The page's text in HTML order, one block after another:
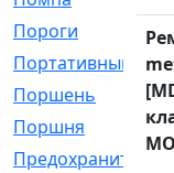
Пороги
Портативный
Поршень
Поршня
Предохранитель